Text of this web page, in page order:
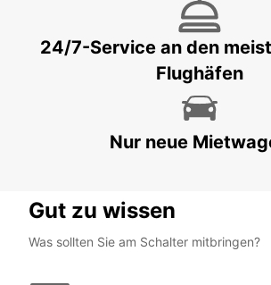
PROTARAS
PROTARAS - CYPRUS
24/7-Service an den
Flughäfen
Nur neue
Gut zu wissen
Was sollten Sie am Schalter mitbringen?